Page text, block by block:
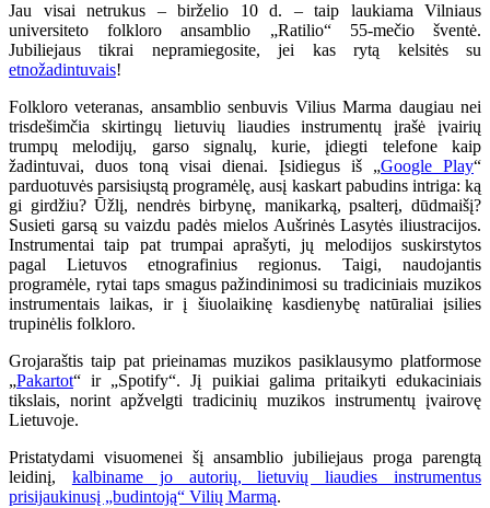
Jau visai netrukus – birželio 10 d. – taip laukiama Vilniaus
universiteto folkloro ansamblio „Ratilio“ 55-mečio šventė.
Jubiliejaus tikrai nepramiegosite, jei kas rytą kelsitės su
etnožadintuvais!
Folkloro veteranas, ansamblio senbuvis Vilius Marma daugiau nei
trisdešimčia skirtingų lietuvių liaudies instrumentų įrašė įvairių
trumpų melodijų, garso signalų, kurie, įdiegti telefone kaip
žadintuvai, duos toną visai dienai. Įsidiegus iš „Google Play“
parduotuvės parsisiųstą programėlę, ausį kaskart pabudins intriga: ką
gi girdžiu? Ūžlį, nendrės birbynę, manikarką, psalterį, dūdmaišį?
Susieti garsą su vaizdu padės mielos Aušrinės Lasytės iliustracijos.
Instrumentai taip pat trumpai aprašyti, jų melodijos suskirstytos
pagal Lietuvos etnografinius regionus. Taigi, naudojantis
programėle, rytai taps smagus pažindinimosi su tradiciniais muzikos
instrumentais laikas, ir į šiuolaikinę kasdienybę natūraliai įsilies
trupinėlis folkloro.
Grojaraštis taip pat prieinamas muzikos pasiklausymo platformose
„Pakartot“ ir „Spotify“. Jį puikiai galima pritaikyti edukaciniais
tikslais, norint apžvelgti tradicinių muzikos instrumentų įvairovę
Lietuvoje.
Pristatydami visuomenei šį ansamblio jubiliejaus proga parengtą
leidinį, kalbiname jo autorių, lietuvių liaudies instrumentus
prisijaukinusį „budintoją“ Vilių Marmą.